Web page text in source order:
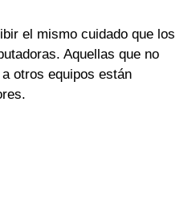
el mismo cuidado que los
Aquellas que no
otros equipos están